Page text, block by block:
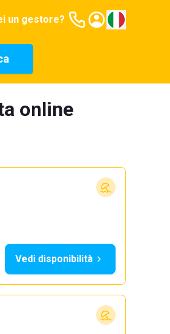
un gestore?
online
Vedi disponibilità